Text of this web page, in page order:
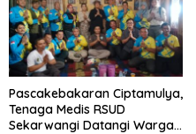
Pascakebakaran Ciptamulya,
Tenaga Medis RSUD
Sekarwangi Datangi Warga